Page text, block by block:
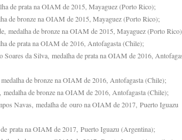
de prata na OIAM de 2015, Mayaguez (Porto Rico);
de bronze na OIAM de 2015, Mayaguez (Porto Rico);
medalha de bronze na OIAM de 2015, Mayaguez (Porto
de prata na OIAM de 2016, Antofagasta (Chile);
da Silva, medalha de prata na OIAM de 2016,
de bronze na OIAM de 2016, Antofagasta (Chile);
medalha de bronze na OIAM de 2016, Antofagasta (Chile);
Navas, medalha de ouro na OIAM de 2017, Puerto Iguazu
prata na OIAM de 2017, Puerto Iguazu (Argentina);